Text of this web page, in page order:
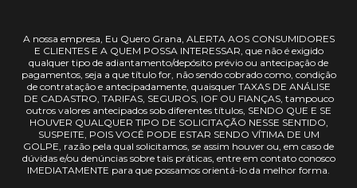
A nossa empresa, Eu Quero Grana, ALERTA AOS CONSUMIDORES
E CLIENTES E A QUEM POSSA INTERESSAR, que não é exigido
qualquer tipo de adiantamento/depósito prévio ou antecipação de
pagamentos, seja a que título for, não sendo cobrado como, condição
de contratação e antecipadamente, quaisquer TAXAS DE ANÁLISE
DE CADASTRO, TARIFAS, SEGUROS, IOF OU FIANÇAS, tampouco
outros valores antecipados sob diferentes títulos, SENDO QUE E SE
HOUVER QUALQUER TIPO DE SOLICITAÇÃO NESSE SENTIDO,
SUSPEITE, POIS VOCÊ PODE ESTAR SENDO VÍTIMA DE UM
GOLPE, razão pela qual solicitamos, se assim houver ou, em caso de
dúvidas e/ou denúncias sobre tais práticas, entre em contato conosco
IMEDIATAMENTE para que possamos orientá-lo da melhor forma.